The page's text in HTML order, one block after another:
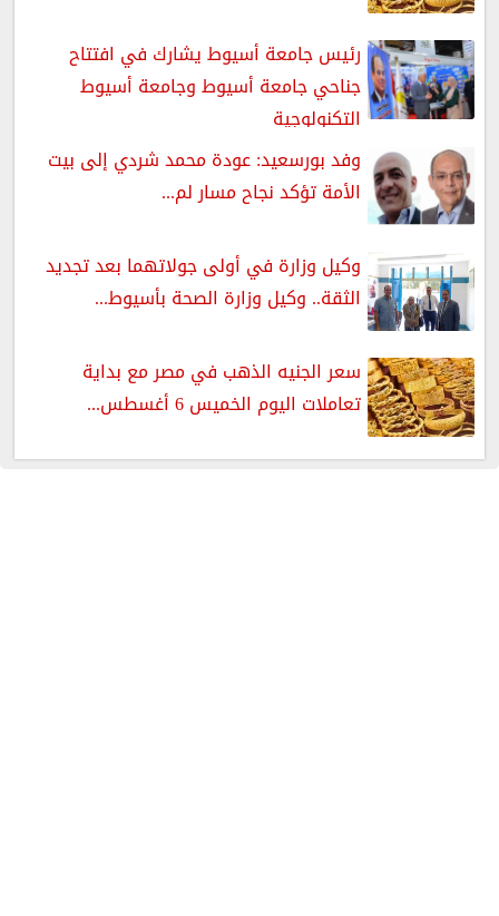
رئيس جامعة أسيوط يشارك في افتتاح
جناحي جامعة أسيوط وجامعة أسيوط
التكنولوجية
وفد بورسعيد: عودة محمد شردي إلى بيت
الأمة تؤكد نجاح مسار لم...
وكيل وزارة في أولى جولاتهما بعد تجديد
الثقة.. وكيل وزارة الصحة بأسيوط...
سعر الجنيه الذهب في مصر مع بداية
تعاملات اليوم الخميس 6 أغسطس...